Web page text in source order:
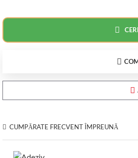
CUMPĂRATE FRECVENT ÎMPREUNĂ